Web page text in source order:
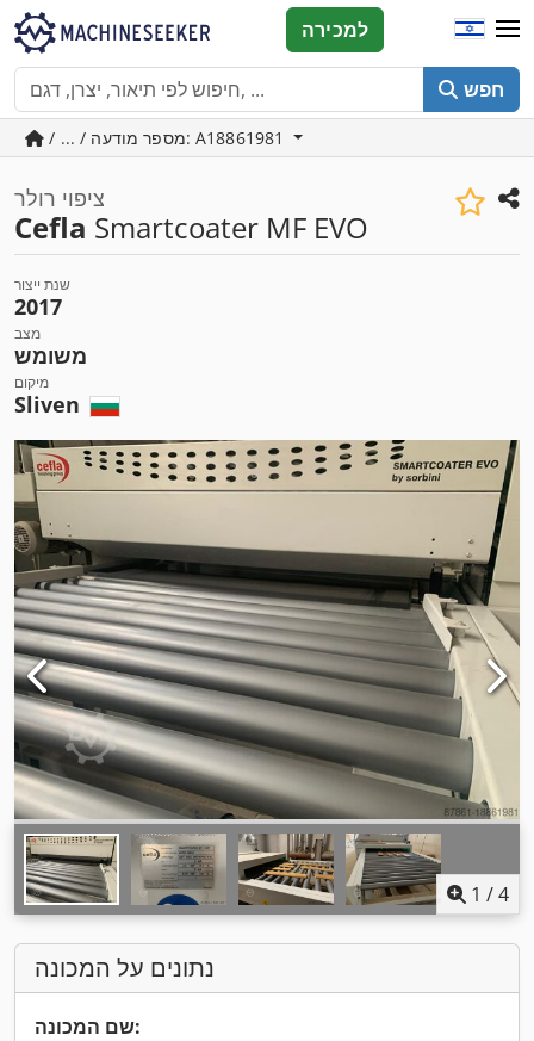
חפש
למכירה
/ ... / מספר מודעה: A18861981
ציפוי רולר
Cefla Smartcoater MF EVO
שנת ייצור
2017
מצב
משומש
מיקום
Sliven
1 /4
נתונים על המכונה
שם המכונה: